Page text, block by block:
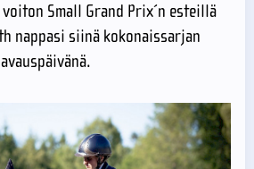
Small Grand Prix´n esteillä
nappasi siinä kokonaissarjan